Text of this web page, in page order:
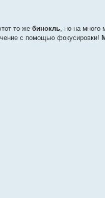
то же бинокль , но на
с помощью фокусировки!